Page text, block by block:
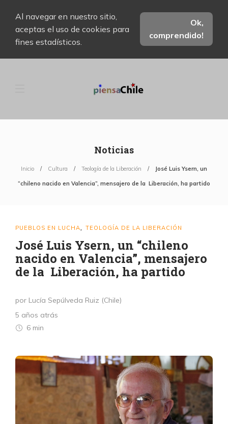
Al navegar en nuestro sitio,
aceptas el uso de cookies para
fines estadísticos.
Ok,
comprendido!
Noticias
Inicio Cultura Teología de la Liberación José Luis Ysern, un
“chileno nacido en Valencia”, mensajero de la Liberación, ha partido
PUEBLOS EN LUCHA TEOLOGÍA DE LA LIBERACIÓN
José Luis Ysern, un “chileno
nacido en Valencia”, mensajero
de la Liberación, ha partido
por Lucía Sepúlveda Ruiz (Chile)
5 años atrás
6 min